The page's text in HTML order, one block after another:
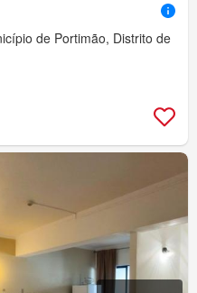
de Portimão, Distrito de